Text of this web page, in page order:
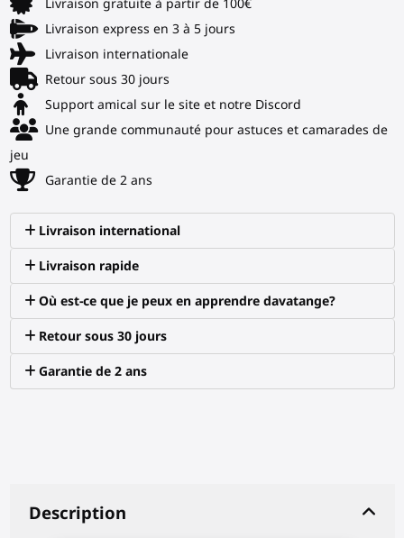
Livraison gratuite à partir de 100€
Livraison express en 3 à 5 jours
Livraison internationale
Retour sous 30 jours
Support amical sur le site et notre Discord
Une grande communauté pour astuces et camarades de
jeu
Garantie de 2 ans
Livraison international
Livraison rapide
Où est-ce que je peux en apprendre davatange?
Retour sous 30 jours
Garantie de 2 ans
Description